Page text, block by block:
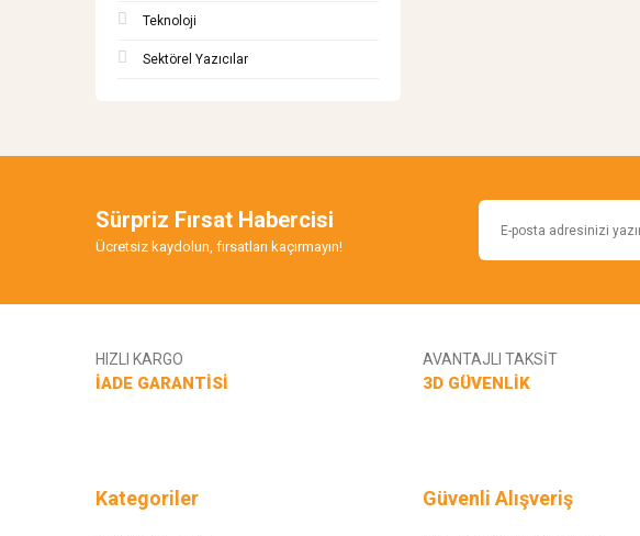
Teknoloji
Sektörel Yazıcılar
Sürpriz Fırsat Habercisi
Ücretsiz kaydolun, fırsatları kaçırmayın!
HIZLI KARGO
İADE GARANTİSİ
AVANTAJLI TAKSİT
3D GÜVENLİK
Kategoriler Güvenli Alışveriş